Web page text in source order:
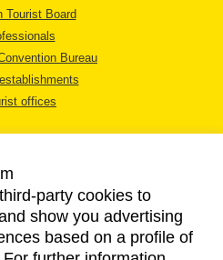
Tourist Board
Bureau
offices
NOTICE
POLICY
party cookies to
show you advertising
based on a profile of